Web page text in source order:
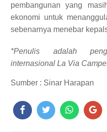
pembangunan yang
ekonomi untuk
sebenarnya menebar
*Penulis adalah
internasional La Via
Sumber : Sinar Harapan